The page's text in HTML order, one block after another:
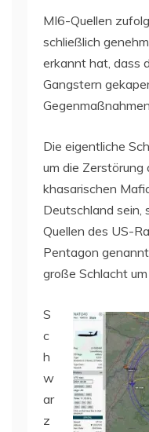
MI6-Quellen
schließlich
erkannt hat, dass
Gangstern
Die eigentliche
um die
khasarischen
Deutschland sein,
Quellen des US-
Pentagon
große Schlacht
S
c
h
w
ar
z